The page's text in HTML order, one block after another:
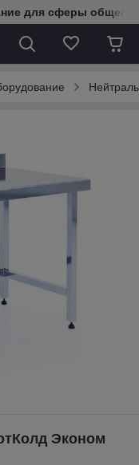
для сферы
Эконом